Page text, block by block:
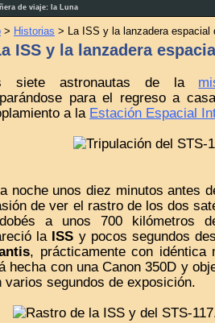
de viaje: la Luna
> Historias > La ISS y la lanzadera espacial
ISS y la lanzadera
siete astronautas de la
para el regreso a
a la Estación Espacial
noche unos diez minutos antes
de ver el rastro de los dos
a unos 700 kilómetros
la ISS y pocos segundos
, prácticamente con idéntica
hecha con una Canon 350D y
varios segundos de exposición.